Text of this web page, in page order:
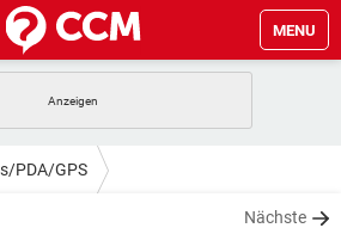
MENU
IOS
STREAMING
PDA/GPS
Nächste